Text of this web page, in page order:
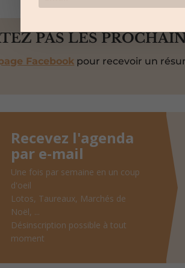
PAS LES
Facebook pour recevoir un
Recevez l'agenda
par e-mail
Une fois par semaine en un coup
d'oeil
Lotos, Taureaux, Marchés de
Noël, ...
Désinscription possible à tout
moment